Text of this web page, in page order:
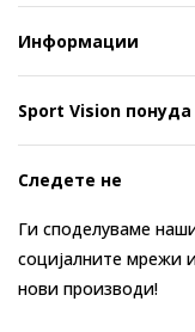
Информации
Sport Vision понуда
Следете не
Ги споделуваме
социјалните мрежи
нови производи!